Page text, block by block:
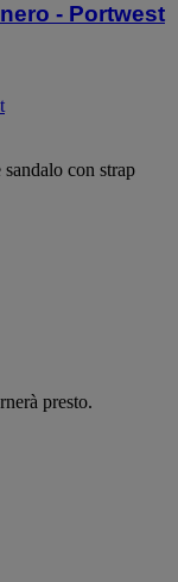
- Portwest
con strap
presto.